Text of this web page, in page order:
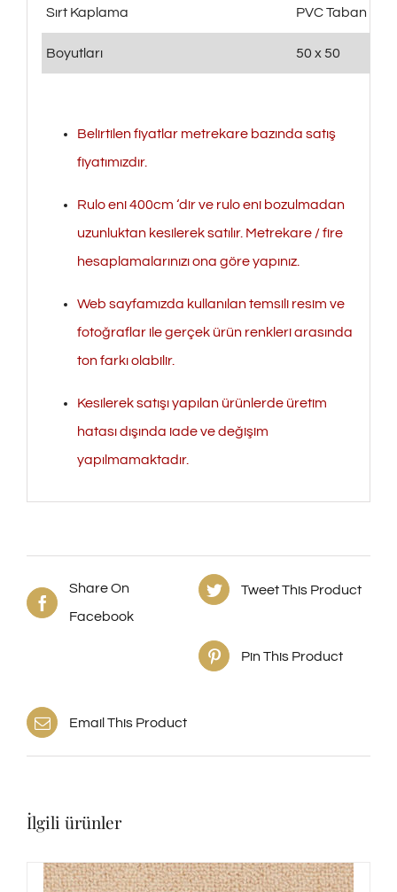
Sırt Kaplama PVC Taban
Boyutları 50 x 50
Belirtilen fiyatlar metrekare bazında satış
fiyatımızdır.
Rulo eni 400cm ‘dir ve rulo eni bozulmadan
uzunluktan kesilerek satılır. Metrekare / fire
hesaplamalarınızı ona göre yapınız.
Web sayfamızda kullanılan temsili resim ve
fotoğraflar ile gerçek ürün renkleri arasında
ton farkı olabilir.
Kesilerek satışı yapılan ürünlerde üretim
hatası dışında iade ve değişim
yapılmamaktadır.
Share On
Facebook
Tweet This Product
Pin This Product
Email This Product
İlgili ürünler